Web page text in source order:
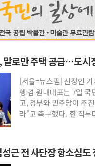
로만 주택 공급…도시
[서울=뉴스핌] 신정인
행 겸 원내대표는 7일
고, 정부와 민주당이 추
라"고 촉구했다. 한 직무
근 전 사단장 항소심도